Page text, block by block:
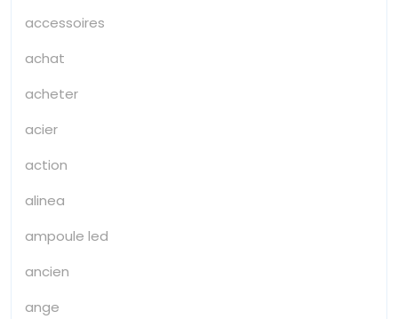
accessoires
achat
acheter
acier
action
alinea
ampoule led
ancien
ange